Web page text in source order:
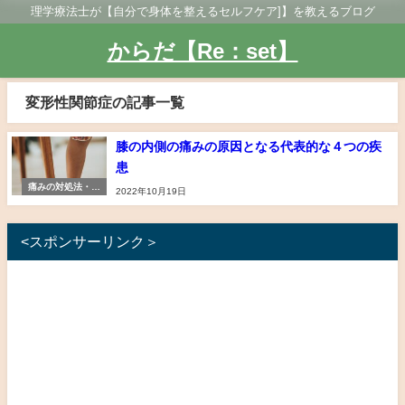
理学療法士が【自分で身体を整えるセルフケア]】を教えるブログ
からだ【Re：set】
変形性関節症の記事一覧
痛みの対処法・予
膝の内側の痛みの原因となる代表的な４つの疾
患
2022年10月19日
<スポンサーリンク＞